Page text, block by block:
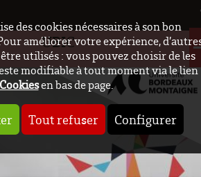
des cookies nécessaires à son bon
améliorer votre expérience,
utilisés : vous pouvez choisir de les
modifiable à tout moment via le lien
Cookiesen bas de page.
Tout refuser Configurer
UBIC